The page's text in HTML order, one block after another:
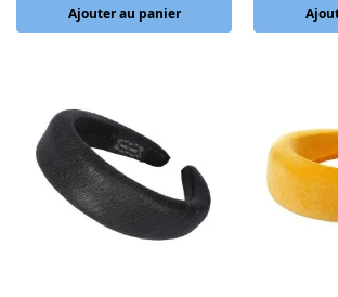
Ajouter au panier